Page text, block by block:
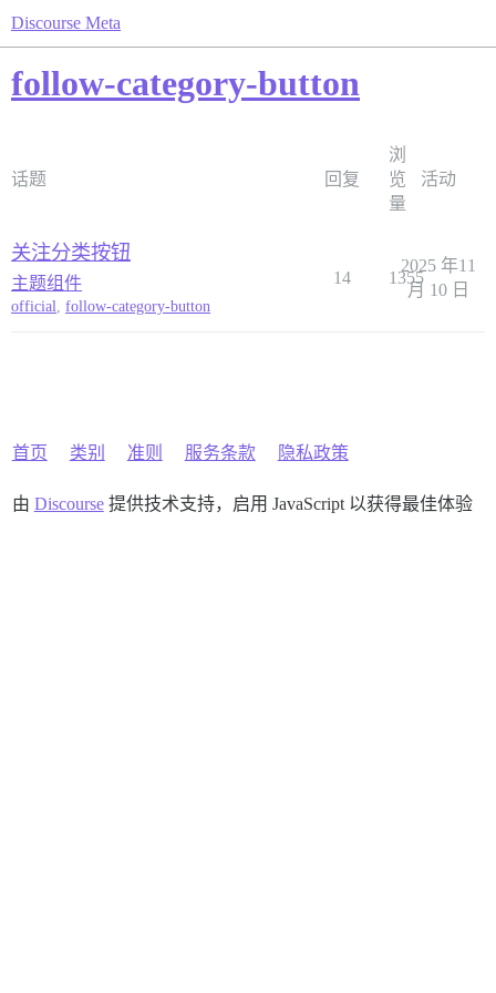
Discourse Meta
follow-category-button
话题 回复
浏
览
量
活动
关注分类按钮
主题组件
official, follow-category-button
14 1355
2025 年11
月 10 日
首页 类别 准则 服务条款 隐私政策
由 Discourse提供技术支持，启用 JavaScript 以获得最佳体验